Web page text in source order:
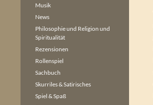
Musik
News
Philosophie und Religion und
Spiritualität
Rezensionen
Rollenspiel
Sachbuch
Skurriles & Satirisches
Spiel & Spaß